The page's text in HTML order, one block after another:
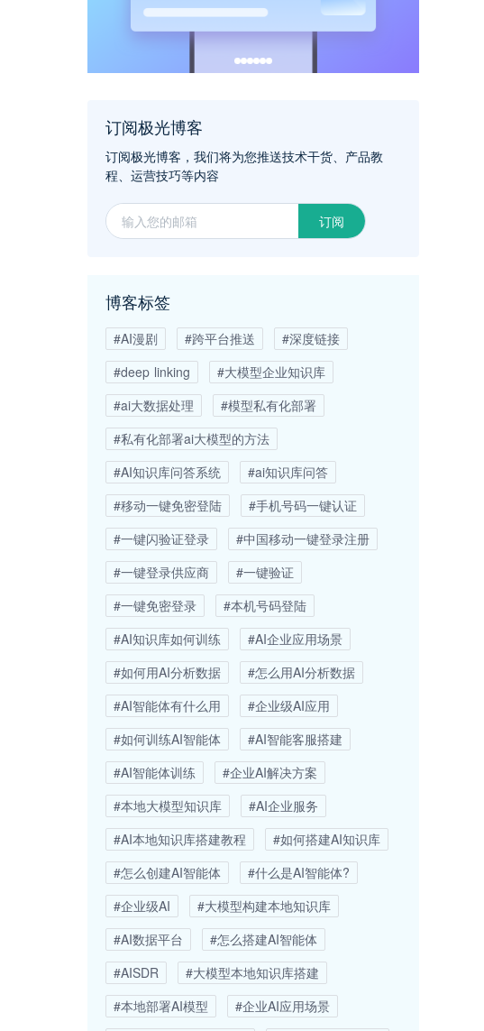
订阅极光博客
订阅极光博客，我们将为您推送技术干货、产品教
程、运营技巧等内容
订阅
博客标签
#AI漫剧 #跨平台推送
#深度链接
#deep linking
#大模型企业知识库
#ai大数据处理
#模型私有化部署
#私有化部署ai大模型的方法
#AI知识库问答系统
#ai知识库问答
#移动一键免密登陆
#手机号码一键认证
#一键闪验证登录
#中国移动一键登录注册
#一键登录供应商
#一键验证
#一键免密登录
#本机号码登陆
#AI知识库如何训练
#AI企业应用场景
#如何用AI分析数据
#怎么用AI分析数据
#AI智能体有什么用
#企业级AI应用
#如何训练AI智能体
#AI智能客服搭建
#AI智能体训练
#企业AI解决方案
#本地大模型知识库
#AI企业服务
#AI本地知识库搭建教程
#如何搭建AI知识库
#怎么创建AI智能体
#什么是AI智能体?
#企业级AI
#大模型构建本地知识库
#AI数据平台
#怎么搭建AI智能体
#AISDR
#大模型本地知识库搭建
#本地部署AI模型
#企业AI应用场景